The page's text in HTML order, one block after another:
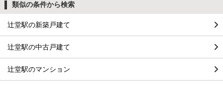
類似の条件から検索
辻堂駅の新築戸建て
辻堂駅の中古戸建て
辻堂駅のマンション